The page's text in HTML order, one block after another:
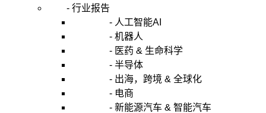
- 行业报告
- 人工智能AI
- 机器人
- 医药 & 生命科学
- 半导体
- 出海，跨境 & 全球化
- 电商
- 新能源汽车 & 智能汽车